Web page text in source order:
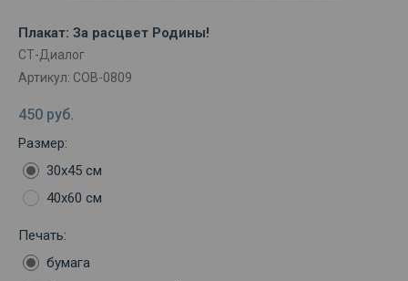
Плакат: За расцвет Родины!
СТ-Диалог
Артикул: СОВ-0809
450 руб.
Размер:
30х45 см
40х60 см
Печать:
бумага